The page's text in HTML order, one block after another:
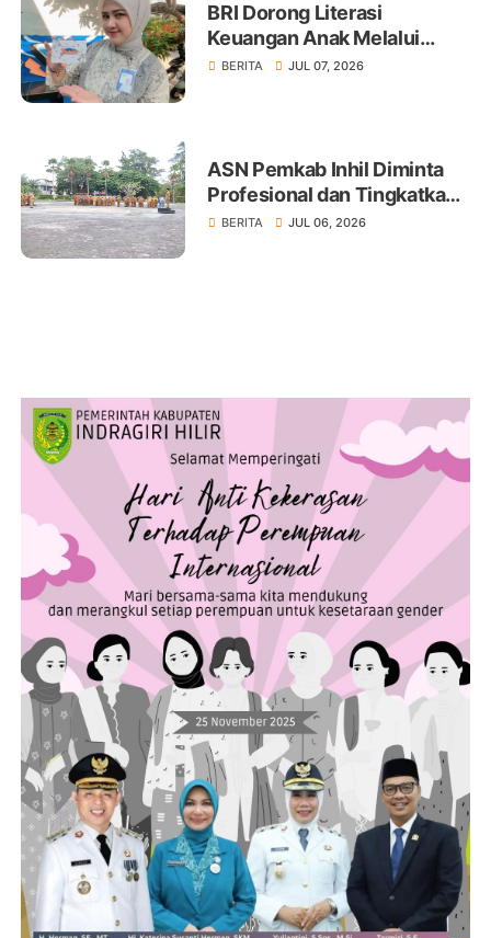
BRI Dorong Literasi
Keuangan Anak Melalui
Produk BritAma Junio
BERITA JUL 07, 2026
ASN Pemkab Inhil Diminta
Profesional dan Tingkatkan
Pelayanan Publik
BERITA JUL 06, 2026